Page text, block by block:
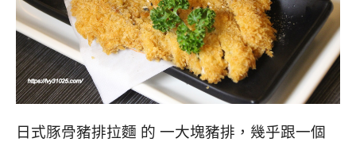
日式豚骨豬排拉麵 的 一大塊豬排，幾乎跟一個